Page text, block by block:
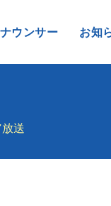
ウンサー お知
送